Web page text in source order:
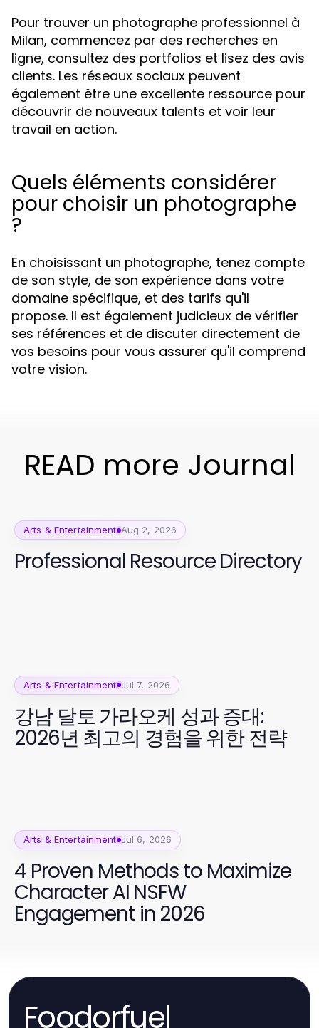
Pour trouver un photographe professionnel à
Milan, commencez par des recherches en
ligne, consultez des portfolios et lisez des avis
clients. Les réseaux sociaux peuvent
également être une excellente ressource pour
découvrir de nouveaux talents et voir leur
travail en action.
Quels éléments considérer
pour choisir un photographe
?
En choisissant un photographe, tenez compte
de son style, de son expérience dans votre
domaine spécifique, et des tarifs qu'il
propose. Il est également judicieux de vérifier
ses références et de discuter directement de
vos besoins pour vous assurer qu'il comprend
votre vision.
READ more Journal
Arts & Entertainment Aug 2, 2026
Professional Resource Directory
Arts & Entertainment Jul 7, 2026
강남 달토 가라오케 성과 증대:
2026년 최고의 경험을 위한 전략
Arts & Entertainment Jul 6, 2026
4 Proven Methods to Maximize
Character AI NSFW
Engagement in 2026
Foodorfuel